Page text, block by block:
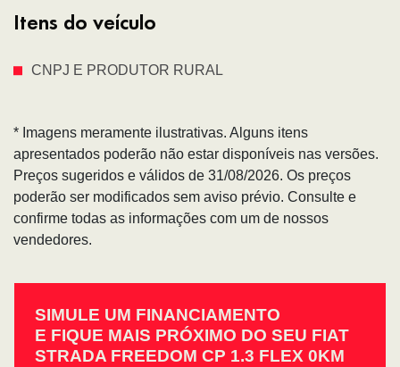
Itens do veículo
CNPJ E PRODUTOR RURAL
* Imagens meramente ilustrativas. Alguns itens
apresentados poderão não estar disponíveis nas versões.
Preços sugeridos e válidos de 31/08/2026. Os preços
poderão ser modificados sem aviso prévio. Consulte e
confirme todas as informações com um de nossos
vendedores.
SIMULE UM FINANCIAMENTO
E FIQUE MAIS PRÓXIMO DO SEU FIAT
STRADA FREEDOM CP 1.3 FLEX 0KM